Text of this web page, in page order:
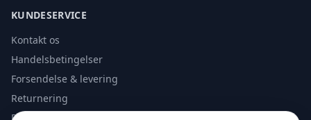
KUNDESERVICE
Kontakt os
Handelsbetingelser
Forsendelse & levering
Returnering